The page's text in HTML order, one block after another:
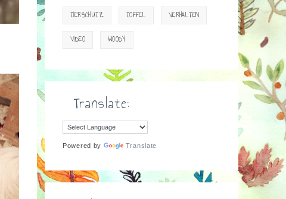
TIERSCHUTZ TOFFEL VERHALTEN
VIDEO WOODY
Translate:
Powered by Translate